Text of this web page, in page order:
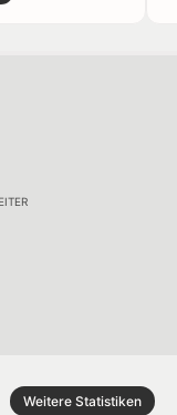
Weitere Statistiken